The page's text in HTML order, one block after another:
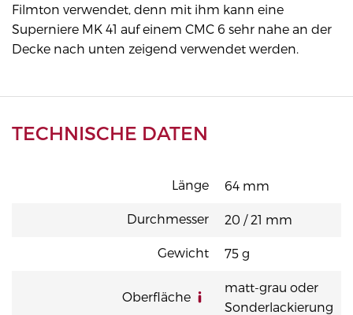
Filmton verwendet, denn mit ihm kann eine
Superniere MK 41 auf einem CMC 6 sehr nahe an der
Decke nach unten zeigend verwendet werden.
TECHNISCHE DATEN
Länge 64 mm
Durchmesser 20 / 21 mm
Gewicht 75 g
Oberfläche
matt-grau oder
Sonderlackierung